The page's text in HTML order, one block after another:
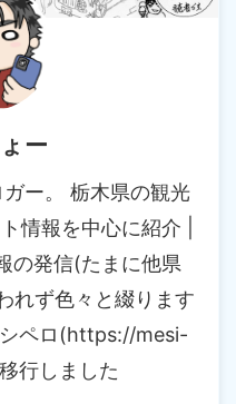
ー
ー。 栃木県の観光
情報を中心に紹介 |
の発信(たまに他県
れず色々と綴ります
シペロ(https://mesi-
行しました